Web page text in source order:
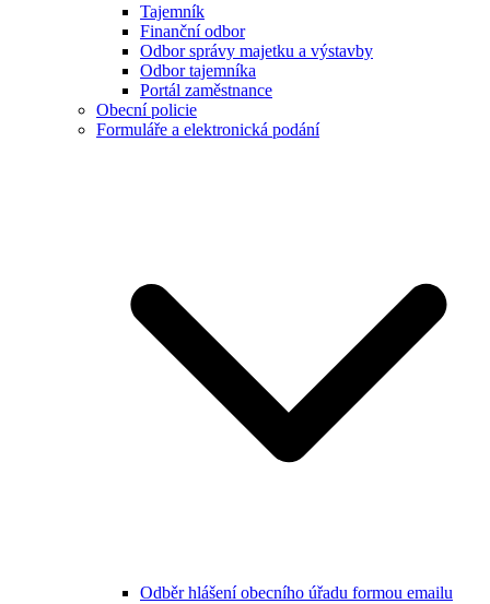
Tajemník
Finanční odbor
Odbor správy majetku a výstavby
Odbor tajemníka
Portál zaměstnance
Obecní policie
Formuláře a elektronická podání
Odběr hlášení obecního úřadu formou emailu